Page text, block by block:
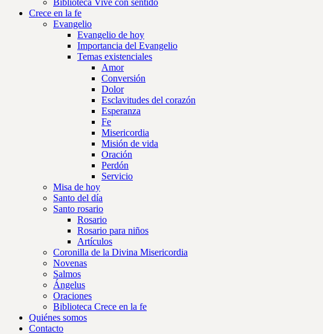
Biblioteca Vive con sentido
Crece en la fe
Evangelio
Evangelio de hoy
Importancia del Evangelio
Temas existenciales
Amor
Conversión
Dolor
Esclavitudes del corazón
Esperanza
Fe
Misericordia
Misión de vida
Oración
Perdón
Servicio
Misa de hoy
Santo del día
Santo rosario
Rosario
Rosario para niños
Artículos
Coronilla de la Divina Misericordia
Novenas
Salmos
Ángelus
Oraciones
Biblioteca Crece en la fe
Quiénes somos
Contacto